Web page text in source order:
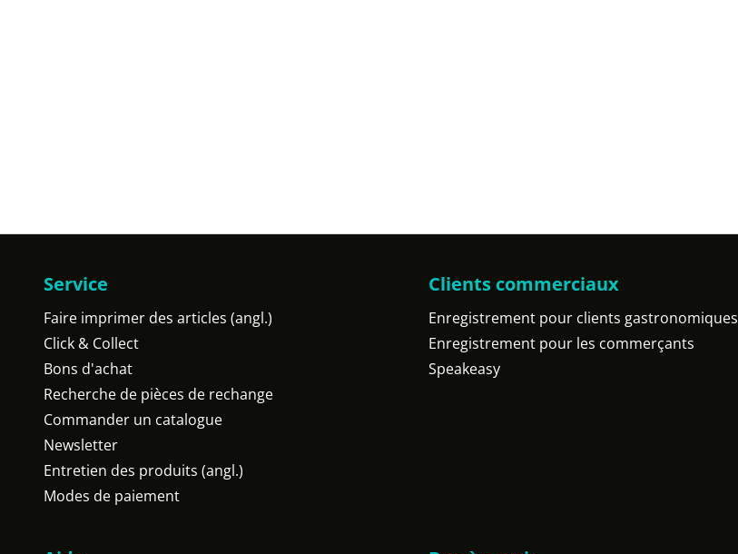
Service
Faire imprimer des articles (angl.)
Click & Collect
Bons d'achat
Recherche de pièces de rechange
Commander un catalogue
Newsletter
Entretien des produits (angl.)
Modes de paiement
Clients commerciaux
Enregistrement pour clients gastronomiques
Enregistrement pour les commerçants
Speakeasy